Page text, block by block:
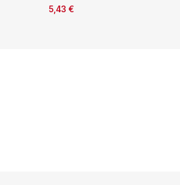
5,43 €